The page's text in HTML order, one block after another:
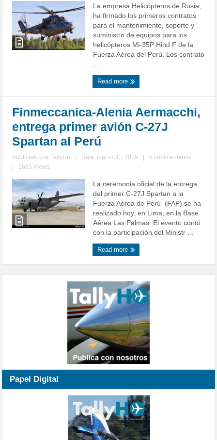
La empresa Helicópteros de Rusia,
ha firmado los primeros contratos
para el mantenimiento, soporte y
suministro de equipos para los
helicópteros Mi-35P Hind F de la
Fuerza Aérea del Perú. Los contrato
...
Read more
Finmeccanica-Alenia Aermacchi,
entrega primer avión C-27J
Spartan al Perú
Publicado porTallyHo Date: marzo 31, 2015
0 commentarios
5683 Views
La ceremonia oficial de la entrega
del primer C-27J Spartan a la
Fuerza Aérea de Perú (FAP) se ha
realizado hoy, en Lima, en la Base
Aérea Las Palmas. El evento contó
con la participación del Ministr ...
Read more
Papel Digital